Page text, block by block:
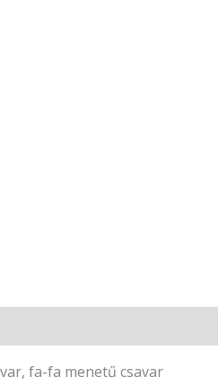
fa-fa menetű csavar